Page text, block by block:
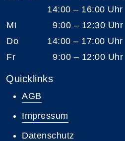
14:00 – 16:00 Uhr
Mi
9:00 – 12:30 Uhr
Do
14:00 – 17:00 Uhr
Fr
9:00 – 12:00 Uhr
Quicklinks
AGB
Impressum
Datenschutz